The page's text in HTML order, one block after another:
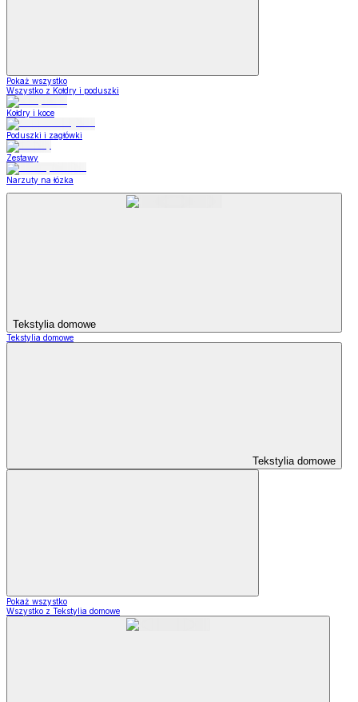
Pokaż wszystko
Wszystko z Kołdry i poduszki
Kołdry i koce
Poduszki i zagłówki
Zestawy
Narzuty na łózka
Tekstylia domowe
Tekstylia domowe
Tekstylia domowe
Pokaż wszystko
Wszystko z Tekstylia domowe